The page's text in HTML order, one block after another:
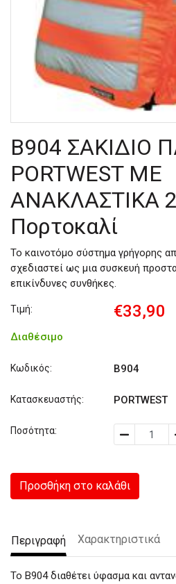
B904 ΣΑΚΙΔΙΟ
PORTWEST ΜΕ
ΑΝΑΚΛΑΣΤΙΚΑ
Πορτοκαλί
Το καινοτόμο σύστημα γρήγορης
σχεδιαστεί ως μια συσκευή
επικίνδυνες συνθήκες.
Τιμή: €33,90
Διαθέσιμο
Κωδικός: Β904
Κατασκευαστής: PORTWEST
Ποσότητα:
Προσθήκη στο καλάθι
Περιγραφή Χαρακτηριστικά
Το B904 διαθέτει ύφασμα και